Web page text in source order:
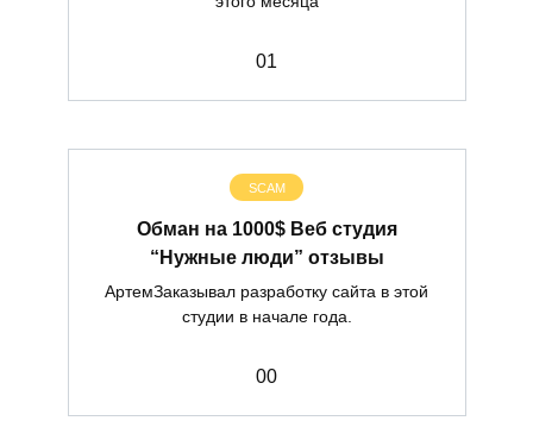
01
SCAM
Обман на 1000$ Веб студия
“Нужные люди” отзывы
АртемЗаказывал разработку сайта в этой
студии в начале года.
00